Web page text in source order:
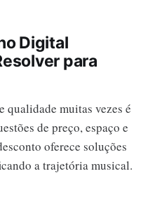
Digital
para
qualidade muitas vezes é
de preço, espaço e
oferece soluções
a trajetória musical.